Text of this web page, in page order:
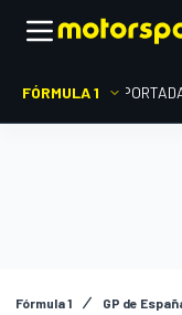
FÓRMULA 1
Fórmula 1 GP de